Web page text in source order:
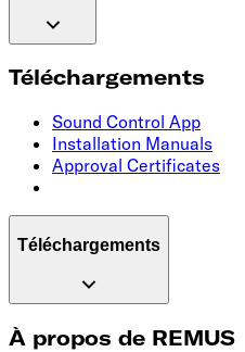
Téléchargements
Sound Control App
Installation Manuals
Approval Certificates
Téléchargements
À propos de REMUS